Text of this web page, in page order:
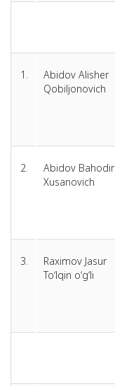
1.
Abidov Alisher
Qobiljonovich
2.
Abidov Bahodir
Xusanovich
3.
Raximov Jasur
To‘lqin o‘g‘li